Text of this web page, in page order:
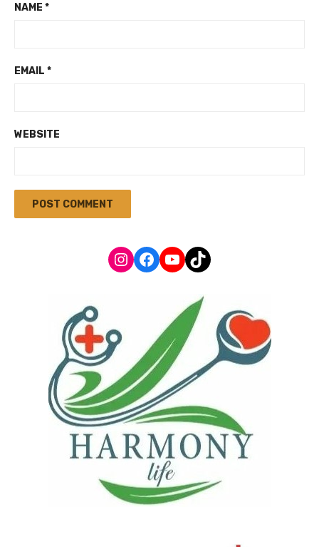
NAME *
EMAIL *
WEBSITE
Instagram
Facebook
YouTube
TikTok